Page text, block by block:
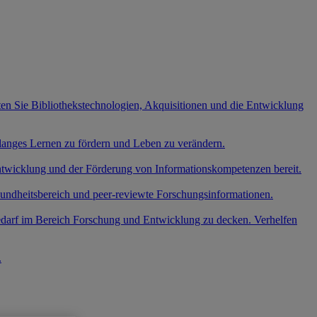
Sie Bibliothekstechnologien, Akquisitionen und die Entwicklung
Lernen zu fördern und Leben zu verändern.
und der Förderung von Informationskompetenzen bereit.
und peer-reviewte Forschungsinformationen.
im Bereich Forschung und Entwicklung zu decken. Verhelfen